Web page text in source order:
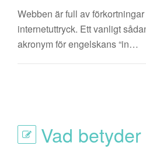
Webben är full av
internetuttryck. Ett vanligt
akronym för engelskans “in…
Vad